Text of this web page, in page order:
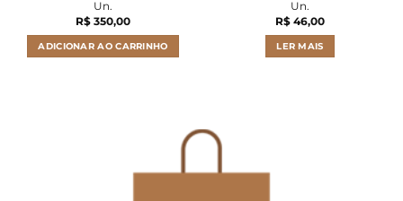
Un.
R$ 350,00
ADICIONAR AO CARRINHO
Un.
R$ 46,00
LER MAIS